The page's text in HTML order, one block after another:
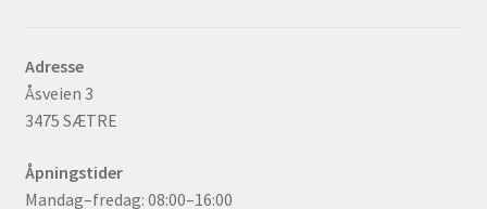
Adresse
Åsveien 3
3475 SÆTRE
Åpningstider
Mandag–fredag: 08:00–16:00